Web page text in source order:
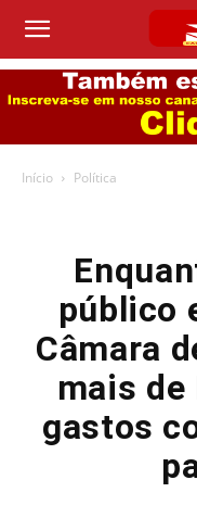
Início Política
público
Câmara
mais de
gastos